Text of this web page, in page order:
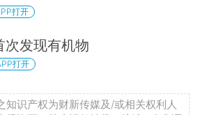
打开
次发现有机物
打开
知识产权为财新传媒及/或相关权利人